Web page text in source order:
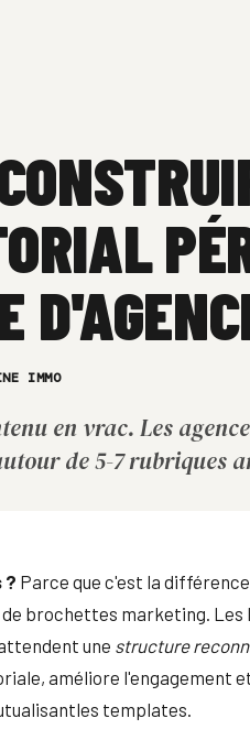
IMMO
en vrac. Les
de 5-7 rubriques
? Parce que c'est la
brochettes marketing.
une structure
améliore l'engagement
templates.